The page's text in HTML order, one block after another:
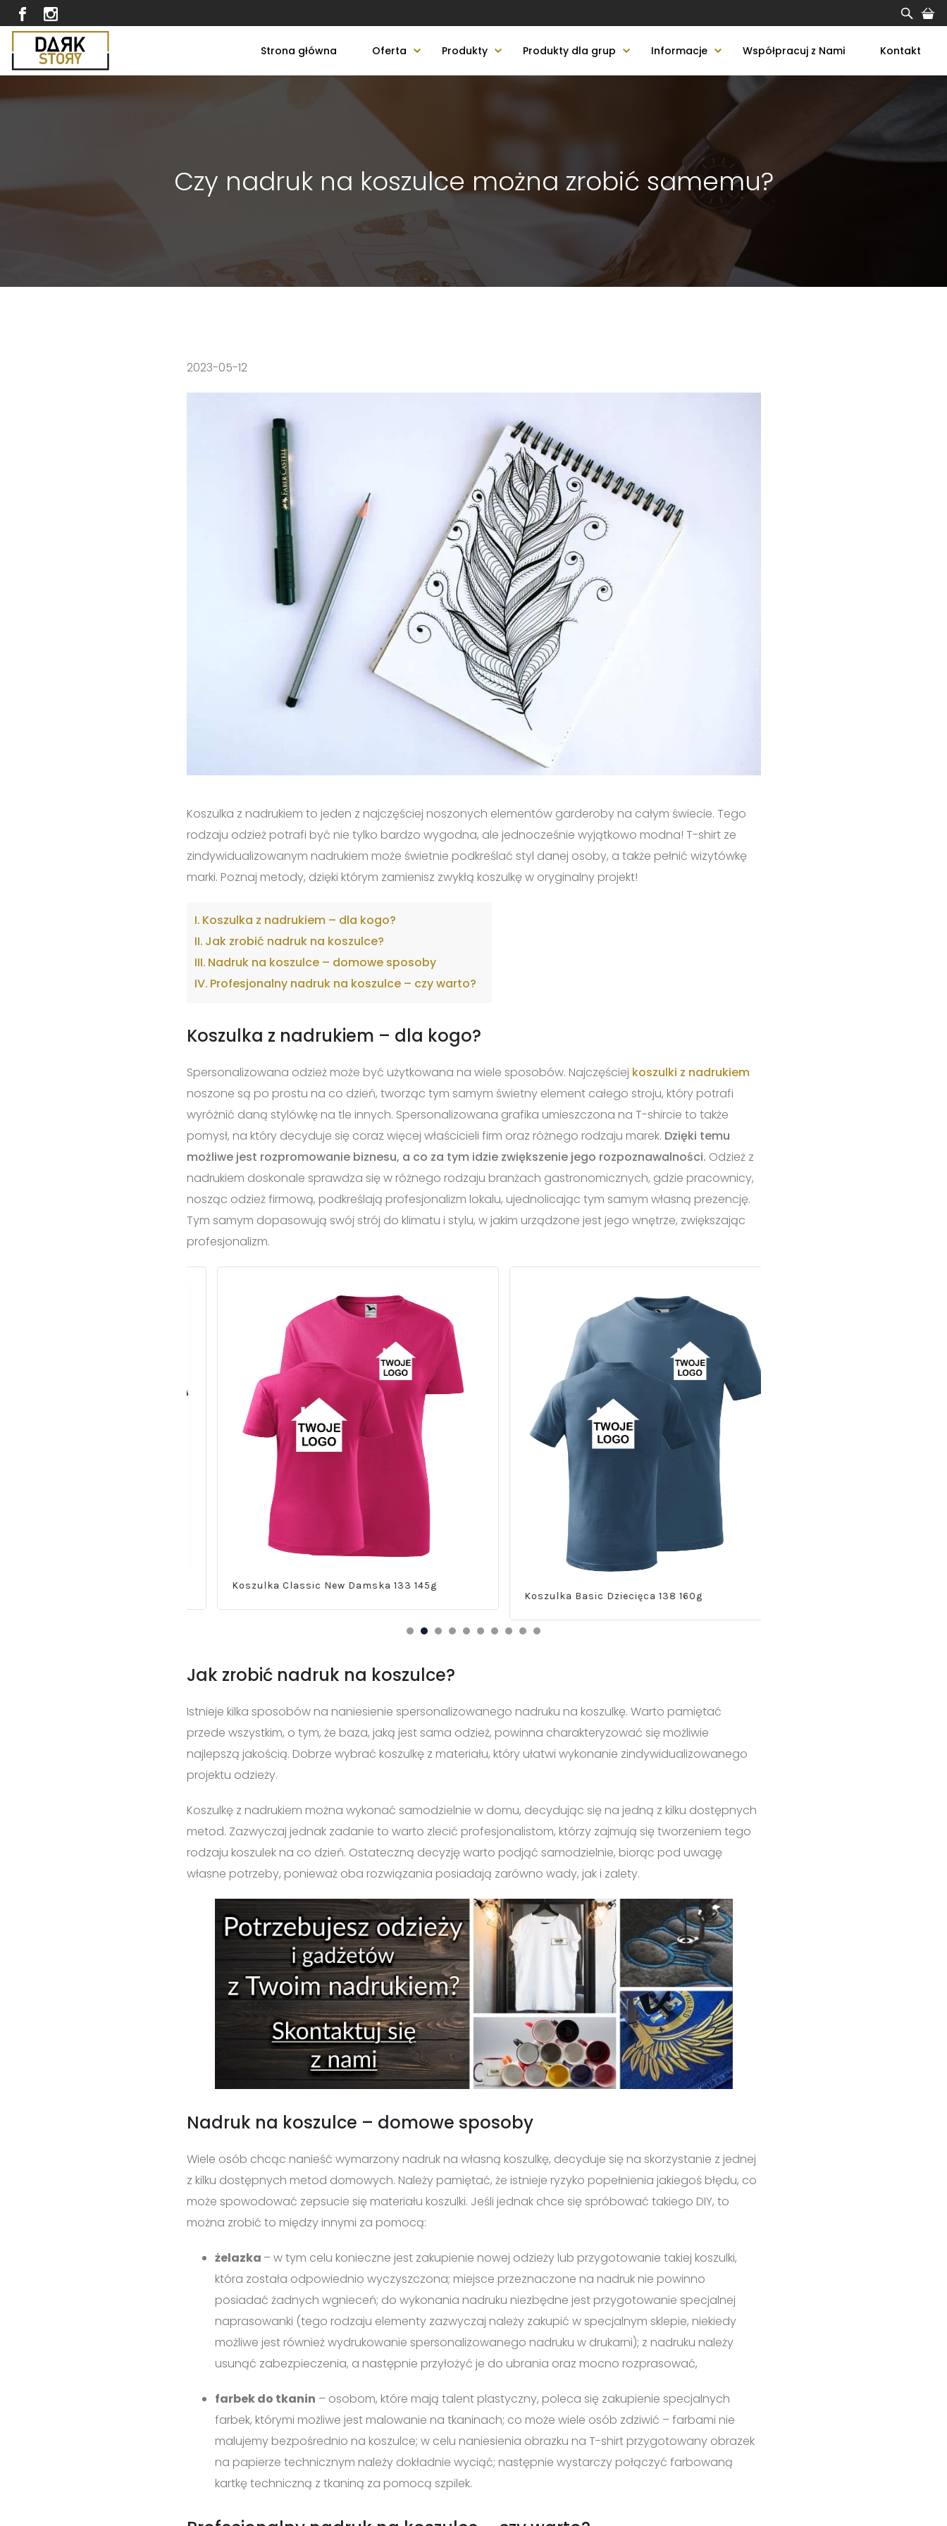
Strona główna Oferta Produkty Produkty dla grup Informacje Współpracuj z Nami Kontakt
Czy nadruk na koszulce można zrobić samemu?
2023-05-12
Koszulka z nadrukiem to jeden z najczęściej noszonych elementów garderoby na całym świecie. Tego
rodzaju odzież potrafi być nie tylko bardzo wygodna, ale jednocześnie wyjątkowo modna! T-shirt ze
zindywidualizowanym nadrukiem może świetnie podkreślać styl danej osoby, a także pełnić wizytówkę
marki. Poznaj metody, dzięki którym zamienisz zwykłą koszulkę w oryginalny projekt!
Koszulka z nadrukiem – dla kogo?
Jak zrobić nadruk na koszulce?
Nadruk na koszulce – domowe sposoby
Profesjonalny nadruk na koszulce – czy warto?
Koszulka z nadrukiem – dla kogo?
Spersonalizowana odzież może być użytkowana na wiele sposobów. Najczęściej koszulki z nadrukiem
noszone są po prostu na co dzień, tworząc tym samym świetny element całego stroju, który potrafi
wyróżnić daną stylówkę na tle innych. Spersonalizowana grafika umieszczona na T-shircie to także
pomysł, na który decyduje się coraz więcej właścicieli firm oraz różnego rodzaju marek. Dzięki temu
możliwe jest rozpromowanie biznesu, a co za tym idzie zwiększenie jego rozpoznawalności. Odzież z
nadrukiem doskonale sprawdza się w różnego rodzaju branżach gastronomicznych, gdzie pracownicy,
nosząc odzież firmową, podkreślają profesjonalizm lokalu, ujednolicając tym samym własną prezencję.
Tym samym dopasowują swój strój do klimatu i stylu, w jakim urządzone jest jego wnętrze, zwiększając
profesjonalizm.
Koszulka Classic New Damska 133 145g
Koszulka Basic Dziecięca 138 160g
Jak zrobić nadruk na koszulce?
Istnieje kilka sposobów na naniesienie spersonalizowanego nadruku na koszulkę. Warto pamiętać
przede wszystkim, o tym, że baza, jaką jest sama odzież, powinna charakteryzować się możliwie
najlepszą jakością. Dobrze wybrać koszulkę z materiału, który ułatwi wykonanie zindywidualizowanego
projektu odzieży.
Koszulkę z nadrukiem można wykonać samodzielnie w domu, decydując się na jedną z kilku dostępnych
metod. Zazwyczaj jednak zadanie to warto zlecić profesjonalistom, którzy zajmują się tworzeniem tego
rodzaju koszulek na co dzień. Ostateczną decyzję warto podjąć samodzielnie, biorąc pod uwagę
własne potrzeby, ponieważ oba rozwiązania posiadają zarówno wady, jak i zalety.
Nadruk na koszulce – domowe sposoby
Wiele osób chcąc nanieść wymarzony nadruk na własną koszulkę, decyduje się na skorzystanie z jednej
z kilku dostępnych metod domowych. Należy pamiętać, że istnieje ryzyko popełnienia jakiegoś błędu, co
może spowodować zepsucie się materiału koszulki. Jeśli jednak chce się spróbować takiego DIY, to
można zrobić to między innymi za pomocą:
żelazka – w tym celu konieczne jest zakupienie nowej odzieży lub przygotowanie takiej koszulki,
która została odpowiednio wyczyszczona; miejsce przeznaczone na nadruk nie powinno
posiadać żadnych wgnieceń; do wykonania nadruku niezbędne jest przygotowanie specjalnej
naprasowanki (tego rodzaju elementy zazwyczaj należy zakupić w specjalnym sklepie, niekiedy
możliwe jest również wydrukowanie spersonalizowanego nadruku w drukarni); z nadruku należy
usunąć zabezpieczenia, a następnie przyłożyć je do ubrania oraz mocno rozprasować,
farbek do tkanin – osobom, które mają talent plastyczny, poleca się zakupienie specjalnych
farbek, którymi możliwe jest malowanie na tkaninach; co może wiele osób zdziwić – farbami nie
malujemy bezpośrednio na koszulce; w celu naniesienia obrazku na T-shirt przygotowany obrazek
na papierze technicznym należy dokładnie wyciąć; następnie wystarczy połączyć farbowaną
kartkę techniczną z tkaniną za pomocą szpilek.